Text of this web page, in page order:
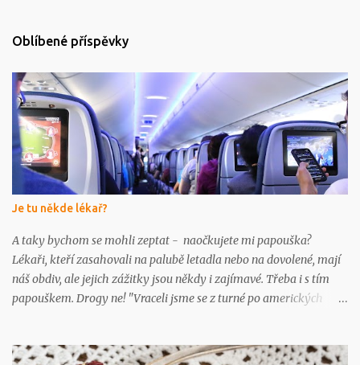
e
o
v
a
t
Oblíbené příspěvky
Je tu někde lékař?
A taky bychom se mohli zeptat - naočkujete mi papouška?
Lékaři, kteří zasahovali na palubě letadla nebo na dovolené, mají
náš obdiv, ale jejich zážitky jsou někdy i zajímavé. Třeba i s tím
papouškem. Drogy ne! "Vraceli jsme se z turné po amerických
Strakonice, "a při letu z Chicaga do Frankfurtu jsme spolu s jednou